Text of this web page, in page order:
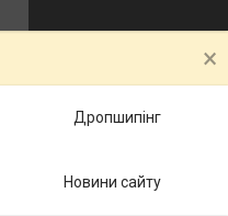
Дропшипінг
Новини сайту